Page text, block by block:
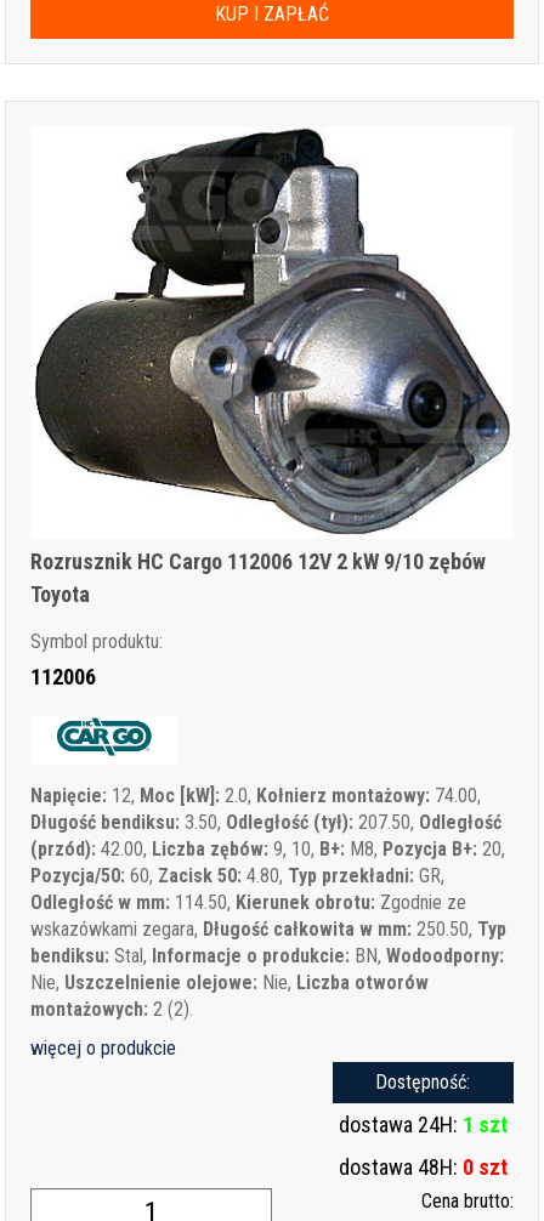
KUP I ZAPŁAĆ
Rozrusznik HC Cargo 112006 12V 2 kW 9/10 zębów
Toyota
Symbol produktu:
112006
Napięcie: 12, Moc [kW]: 2.0, Kołnierz montażowy: 74.00,
Długość bendiksu: 3.50, Odległość (tył): 207.50, Odległość
(przód): 42.00, Liczba zębów: 9, 10, B+: M8, Pozycja B+: 20,
Pozycja/50: 60, Zacisk 50: 4.80, Typ przekładni: GR,
Odległość w mm: 114.50, Kierunek obrotu: Zgodnie ze
wskazówkami zegara, Długość całkowita w mm: 250.50, Typ
bendiksu: Stal, Informacje o produkcie: BN,Wodoodporny:
Nie, Uszczelnienie olejowe: Nie, Liczba otworów
montażowych: 2 (2).
więcej o produkcie
Dostępność:
dostawa 24H: 1 szt
dostawa 48H: 0 szt
Cena brutto: